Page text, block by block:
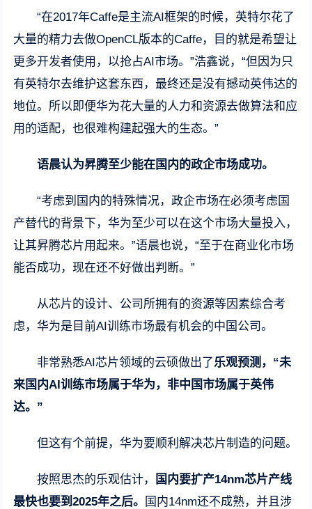
“在2017年Caffe是主流AI框架的时候，英特尔花了
大量的精力去做OpenCL版本的Caffe，目的就是希望让
更多开发者使用，以抢占AI市场。”浩鑫说，“但因为只
有英特尔去维护这套东西，最终还是没有撼动英伟达的
地位。所以即便华为花大量的人力和资源去做算法和应
用的适配，也很难构建起强大的生态。”
语晨认为昇腾至少能在国内的政企市场成功。
“考虑到国内的特殊情况，政企市场在必须考虑国
产替代的背景下，华为至少可以在这个市场大量投入，
让其昇腾芯片用起来。”语晨也说，“至于在商业化市场
能否成功，现在还不好做出判断。”
从芯片的设计、公司所拥有的资源等因素综合考
虑，华为是目前AI训练市场最有机会的中国公司。
非常熟悉AI芯片领域的云硕做出了乐观预测，“未
来国内AI训练市场属于华为，非中国市场属于英伟
达。”
但这有个前提，华为要顺利解决芯片制造的问题。
按照思杰的乐观估计，
国内要扩产14nm芯片产线
最快也要到2025年之后。
国内14nm还不成熟，并且涉